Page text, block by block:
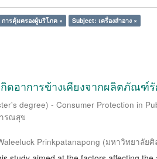
ารคุ้มครองผู้บริโภค × Subject: เครื่องสำอาง ×
ดอาการข้างเคียงจากผลิตภัณฑ์
degree) - Consumer Protection in
รณสุข
Prinkpatanapong (มหาวิทยาลัยศิ